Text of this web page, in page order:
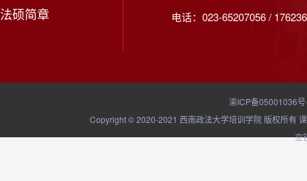
法硕简章
电话：023-65207056 /
渝ICP备05001036
Copyright © 2020-2021 西南政法大学培训学院 版权所有
立